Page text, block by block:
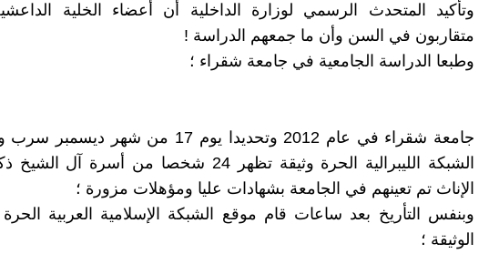
وتأكيد المتحدث الرسمي لوزارة الداخلية أن أعضاء الخلية الداعشية
متقاربون في السن وأن ما جمعهم الدراسة !
وطبعا الدراسة الجامعية في جامعة شقراء ؛
جامعة شقراء في عام 2012 وتحديدا يوم 17 من شهر
الشبكة الليبرالية الحرة وثيقة تظهر 24 شخصا من أسرة
الإناث تم تعينهم في الجامعة بشهادات عليا ومؤهلات مزورة ؛
وبنفس التأريخ بعد ساعات قام موقع الشبكة الإسلامية العربية
الوثيقة ؛